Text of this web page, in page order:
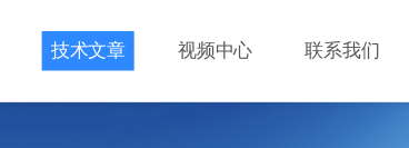
技术文章 视频中心 联系我们